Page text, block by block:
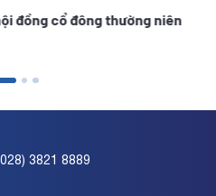
cổ đông thường niên
3821 8889